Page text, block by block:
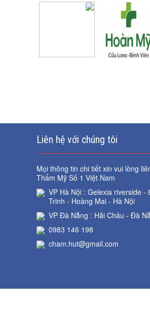
Liên hệ với chúng tôi
Mọi thông tin chi tiết xin vui lòng
Thẩm Mỹ Số 1 Việt Nam
VP Hà Nội : Gelexia riverside -
Trinh - Hoàng Mai - Hà Nội
VP Đà Nẵng : Hải Châu - Đà
0983 146 198
cham.hut@gmail.com